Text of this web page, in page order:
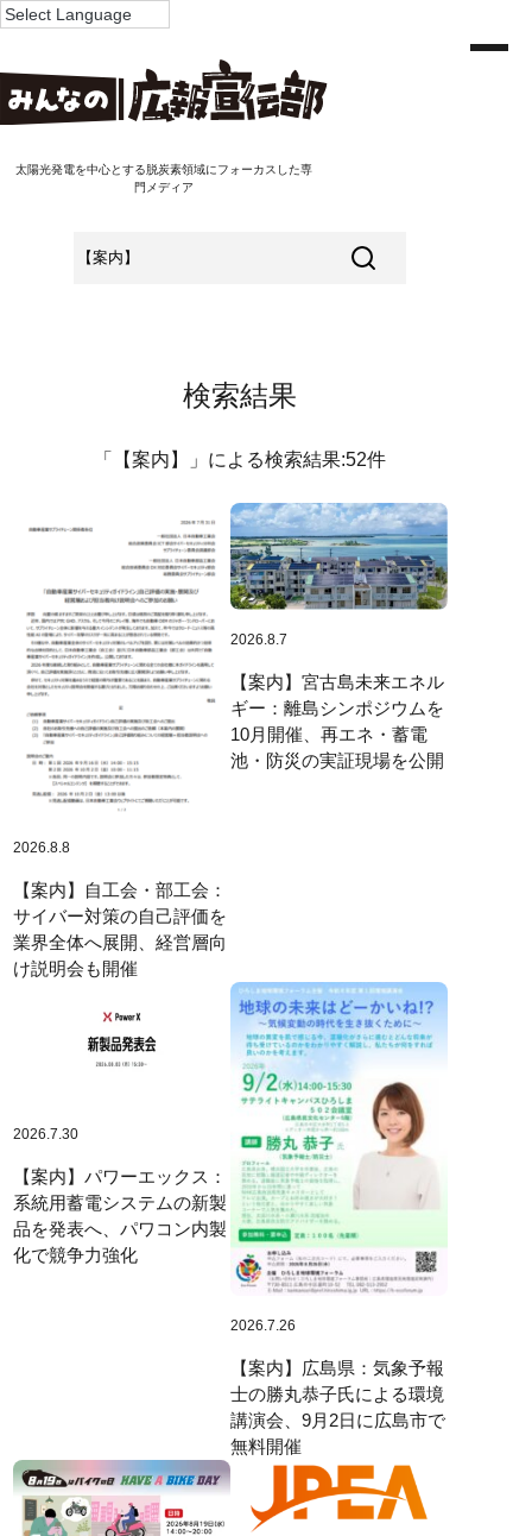
太陽光発電を中心とする脱炭素領域にフォーカスした専
門メディア
検索結果
「【案内】」による検索結果:52件
2026.8.8
【案内】自工会・部工会：
サイバー対策の自己評価を
業界全体へ展開、経営層向
け説明会も開催
2026.8.7
【案内】宮古島未来エネル
ギー：離島シンポジウムを
10月開催、再エネ・蓄電
池・防災の実証現場を公開
2026.7.30
【案内】パワーエックス：
系統用蓄電システムの新製
品を発表へ、パワコン内製
化で競争力強化
2026.7.26
【案内】広島県：気象予報
士の勝丸恭子氏による環境
講演会、9月2日に広島市で
無料開催